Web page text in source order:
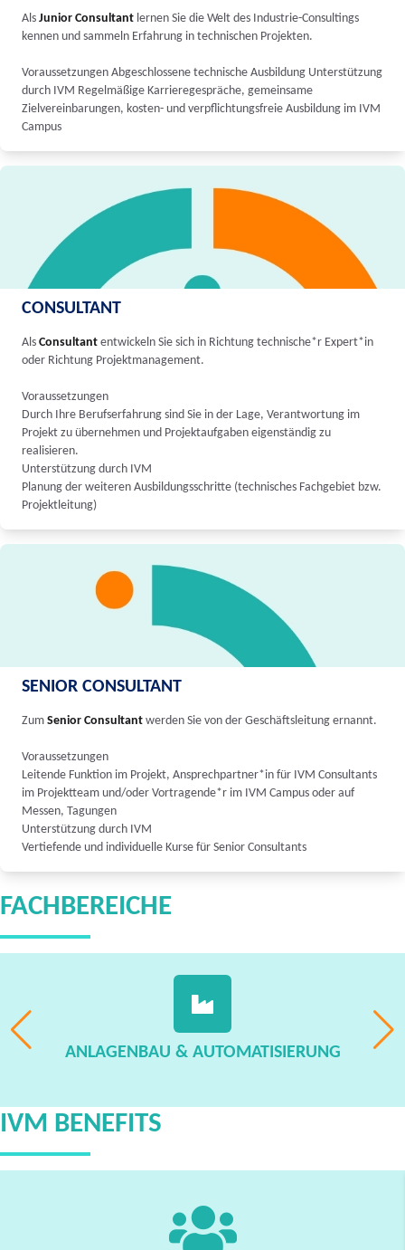
Als Junior Consultant lernen Sie die Welt des Industrie-Consultings
kennen und sammeln Erfahrung in technischen Projekten.
Voraussetzungen Abgeschlossene technische Ausbildung Unterstützung
durch IVM Regelmäßige Karrieregespräche, gemeinsame
Zielvereinbarungen, kosten- und verpflichtungsfreie Ausbildung im IVM
Campus
CONSULTANT
Als Consultant entwickeln Sie sich in Richtung technische*r Expert*in
oder Richtung Projektmanagement.
Voraussetzungen
Durch Ihre Berufserfahrung sind Sie in der Lage, Verantwortung im
Projekt zu übernehmen und Projektaufgaben eigenständig zu
realisieren.
Unterstützung durch IVM
Planung der weiteren Ausbildungsschritte (technisches Fachgebiet bzw.
Projektleitung)
SENIOR CONSULTANT
Zum Senior Consultant werden Sie von der Geschäftsleitung ernannt.
Voraussetzungen
Leitende Funktion im Projekt, Ansprechpartner*in für IVM Consultants
im Projektteam und/oder Vortragende*r im IVM Campus oder auf
Messen, Tagungen
Unterstützung durch IVM
Vertiefende und individuelle Kurse für Senior Consultants
FACHBEREICHE
ANLAGENBAU & AUTOMATISIERUNG
IVM BENEFITS